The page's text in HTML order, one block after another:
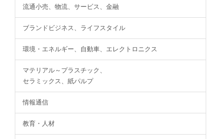
流通小売、物流、サービス、金融
ブランドビジネス、ライフスタイル
環境・エネルギー、自動車、エレクトロニクス
マテリアル～プラスチック、
セラミックス、紙パルプ
情報通信
教育・人材